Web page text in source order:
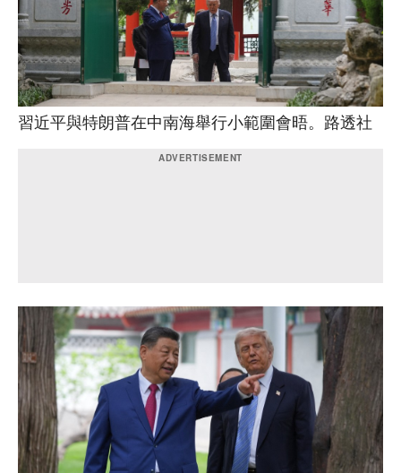
習近平與特朗普在中南海舉行小範圍會晤。路透社